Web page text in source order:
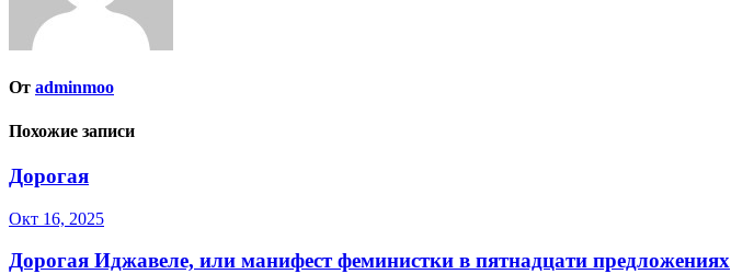
От adminmoo
Похожие записи
Дорогая
Окт 16, 2025
Дорогая Иджавеле, или манифест феминистки в пятнадцати предложениях